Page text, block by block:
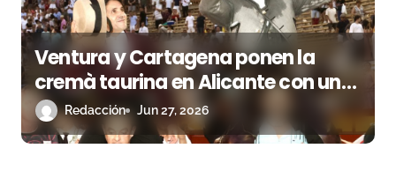
e
n
t
r
Ventura y Cartagena ponen la
cremà taurina en Alicante con una
gran tarde de rejones
Redacción Jun 27, 2026